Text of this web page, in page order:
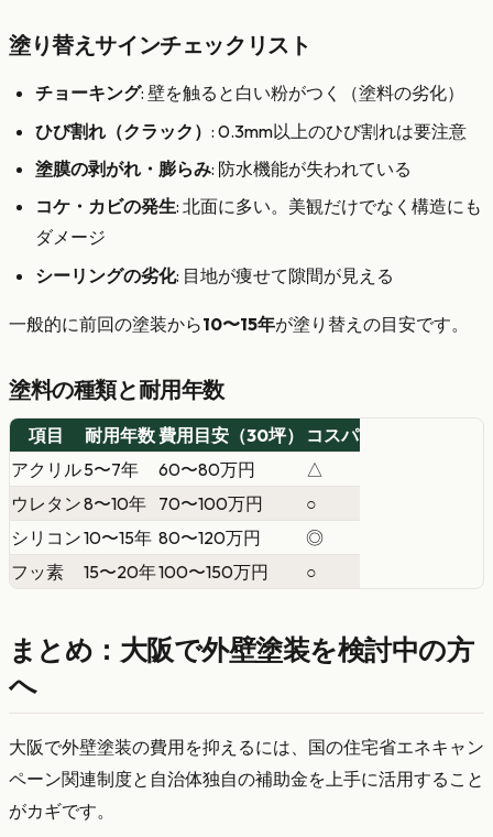
塗り替えサインチェックリスト
チョーキング: 壁を触ると白い粉がつく（塗料の劣化）
ひび割れ（クラック） : 0.3mm以上のひび割れは要注意
塗膜の剥がれ・膨らみ: 防水機能が失われている
コケ・カビの発生: 北面に多い。美観だけでなく構造にも
ダメージ
シーリングの劣化: 目地が痩せて隙間が見える
一般的に前回の塗装から10〜15年が塗り替えの目安です。
塗料の種類と耐用年数
項目 耐用年数費用目安（30坪）
コスパ
アクリル5〜7年 60〜80万円
△
ウレタン8〜10年 70〜100万円
○
シリコン10〜15年 80〜120万円
◎
フッ素
15〜20年100〜150万円 ○
まとめ：大阪で外壁塗装を検討中の方
へ
大阪で外壁塗装の費用を抑えるには、国の住宅省エネキャン
ペーン関連制度と自治体独自の補助金を上手に活用すること
がカギです。